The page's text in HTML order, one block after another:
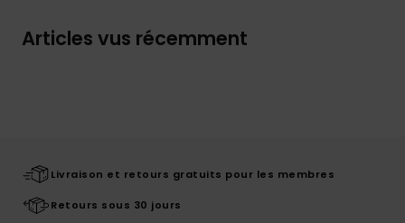
Articles vus récemment
Livraison et retours gratuits pour les membres
Retours sous 30 jours